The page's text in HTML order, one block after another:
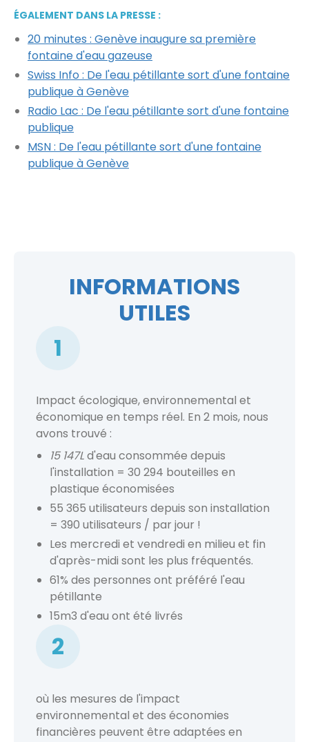
ÉGALEMENT DANS LA PRESSE :
20 minutes : Genève inaugure sa première
fontaine d'eau gazeuse
Swiss Info : De l'eau pétillante sort d'une fontaine
publique à Genève
Radio Lac : De l'eau pétillante sort d'une fontaine
publique
MSN : De l'eau pétillante sort d'une fontaine
publique à Genève
INFORMATIONS
UTILES
1
Impact écologique, environnemental et
économique en temps réel. En 2 mois, nous
avons trouvé :
15 147Ld'eau consommée depuis
l'installation = 30 294 bouteilles en
plastique économisées
55 365 utilisateurs depuis son installation
= 390 utilisateurs / par jour !
Les mercredi et vendredi en milieu et fin
d'après-midi sont les plus fréquentés.
61% des personnes ont préféré l'eau
pétillante
15m3 d'eau ont été livrés
2
où les mesures de l'impact
environnemental et des économies
financières peuvent être adaptées en